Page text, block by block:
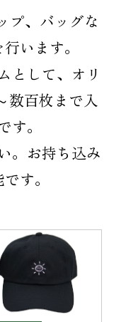
お問い合わせ
企業・団体様
プ、バッグな
います。
として、オリ
数百枚まで入
す。
。お持ち込み
す。